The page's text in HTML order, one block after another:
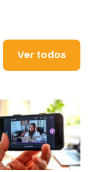
Ver todos